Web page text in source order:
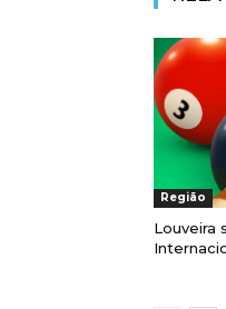
Região
Louveira